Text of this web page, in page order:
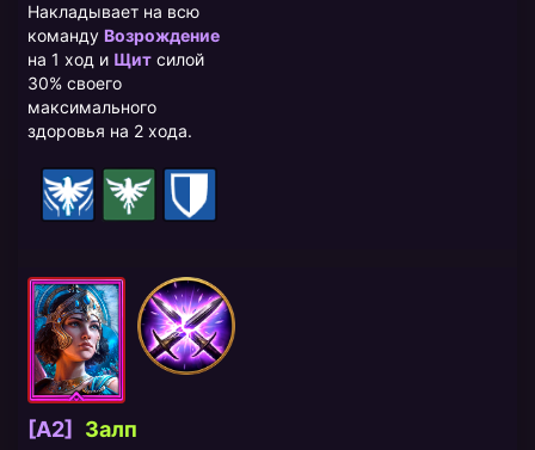
Накладывает на всю
команду Возрождение
на 1 ход и Щит силой
30% своего
максимального
здоровья на 2 хода.
[A2]
Залп